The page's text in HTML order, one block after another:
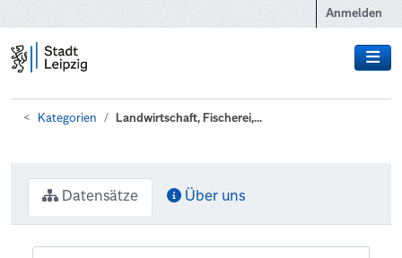
Anmelden
Kategorien Landwirtschaft, Fischerei,...
Datensätze Über uns